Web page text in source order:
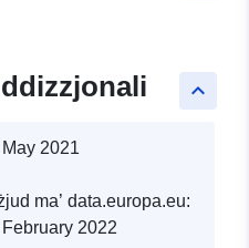
keyboard_arrow_up
2021
ma’ data.europa.eu:
2022